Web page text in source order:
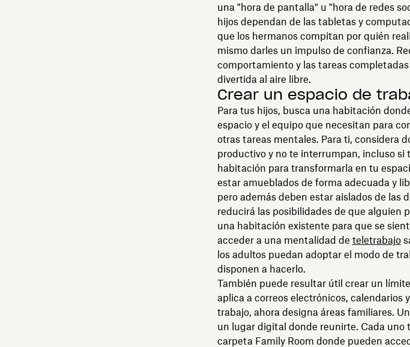
una "hora de pantalla" u "hora de redes
hijos dependan de las tabletas y
que los hermanos compitan por quién
mismo darles un impulso de confianza.
comportamiento y las tareas
divertida al aire libre.
Crear un espacio de
Para tus hijos, busca una habitación
espacio y el equipo que necesitan para
otras tareas mentales. Para ti, considera
productivo y no te interrumpan, incluso si
habitación para transformarla en tu
estar amueblados de forma adecuada y
pero además deben estar aislados de las
reducirá las posibilidades de que alguien
una habitación existente para que se
acceder a una mentalidad de teletrabajo
los adultos puedan adoptar el modo de
disponen a hacerlo.
También puede resultar útil crear un
aplica a correos electrónicos, calendarios
trabajo, ahora designa áreas familiares.
un lugar digital donde reunirte. Cada
carpeta Family Room donde pueden